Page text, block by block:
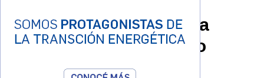
detectaron huellas en la
helada, cerca de Puerto
Moreno